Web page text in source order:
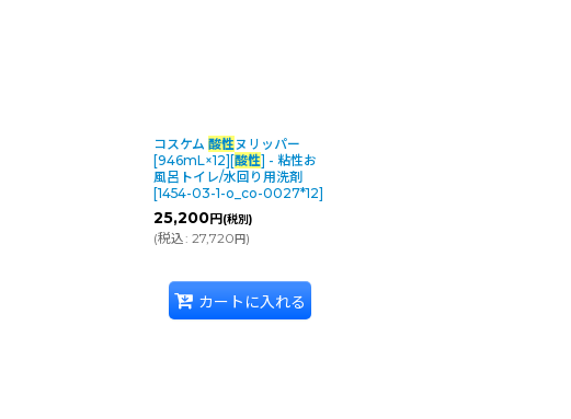
コスケム 酸性ヌリッパー
[946mL×12][酸性] - 粘性お
風呂トイレ/水回り用洗剤
[1454-03-1-o_co-0027*12]
25,200円 (税別)
(税込: 27,720円)
カートに入れる